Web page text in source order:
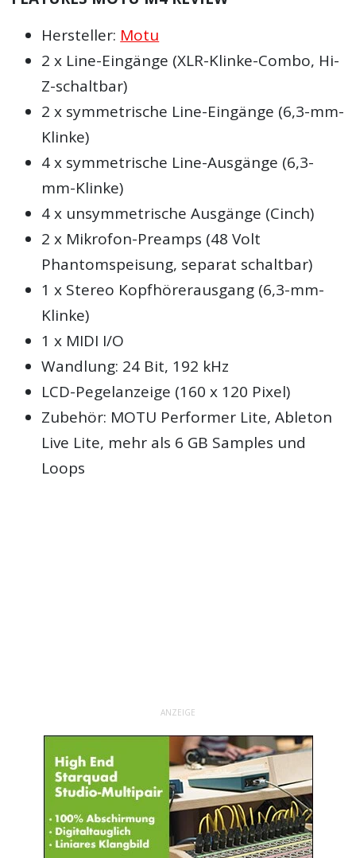
Hersteller: Motu
2 x Line-Eingänge (XLR-Klinke-Combo, Hi-
Z-schaltbar)
2 x symmetrische Line-Eingänge (6,3-mm-
Klinke)
4 x symmetrische Line-Ausgänge (6,3-
mm-Klinke)
4 x unsymmetrische Ausgänge (Cinch)
2 x Mikrofon-Preamps (48 Volt
Phantomspeisung, separat schaltbar)
1 x Stereo Kopfhörerausgang (6,3-mm-
Klinke)
1 x MIDI I/O
Wandlung: 24 Bit, 192 kHz
LCD-Pegelanzeige (160 x 120 Pixel)
Zubehör: MOTU Performer Lite, Ableton
Live Lite, mehr als 6 GB Samples und
Loops
ANZEIGE